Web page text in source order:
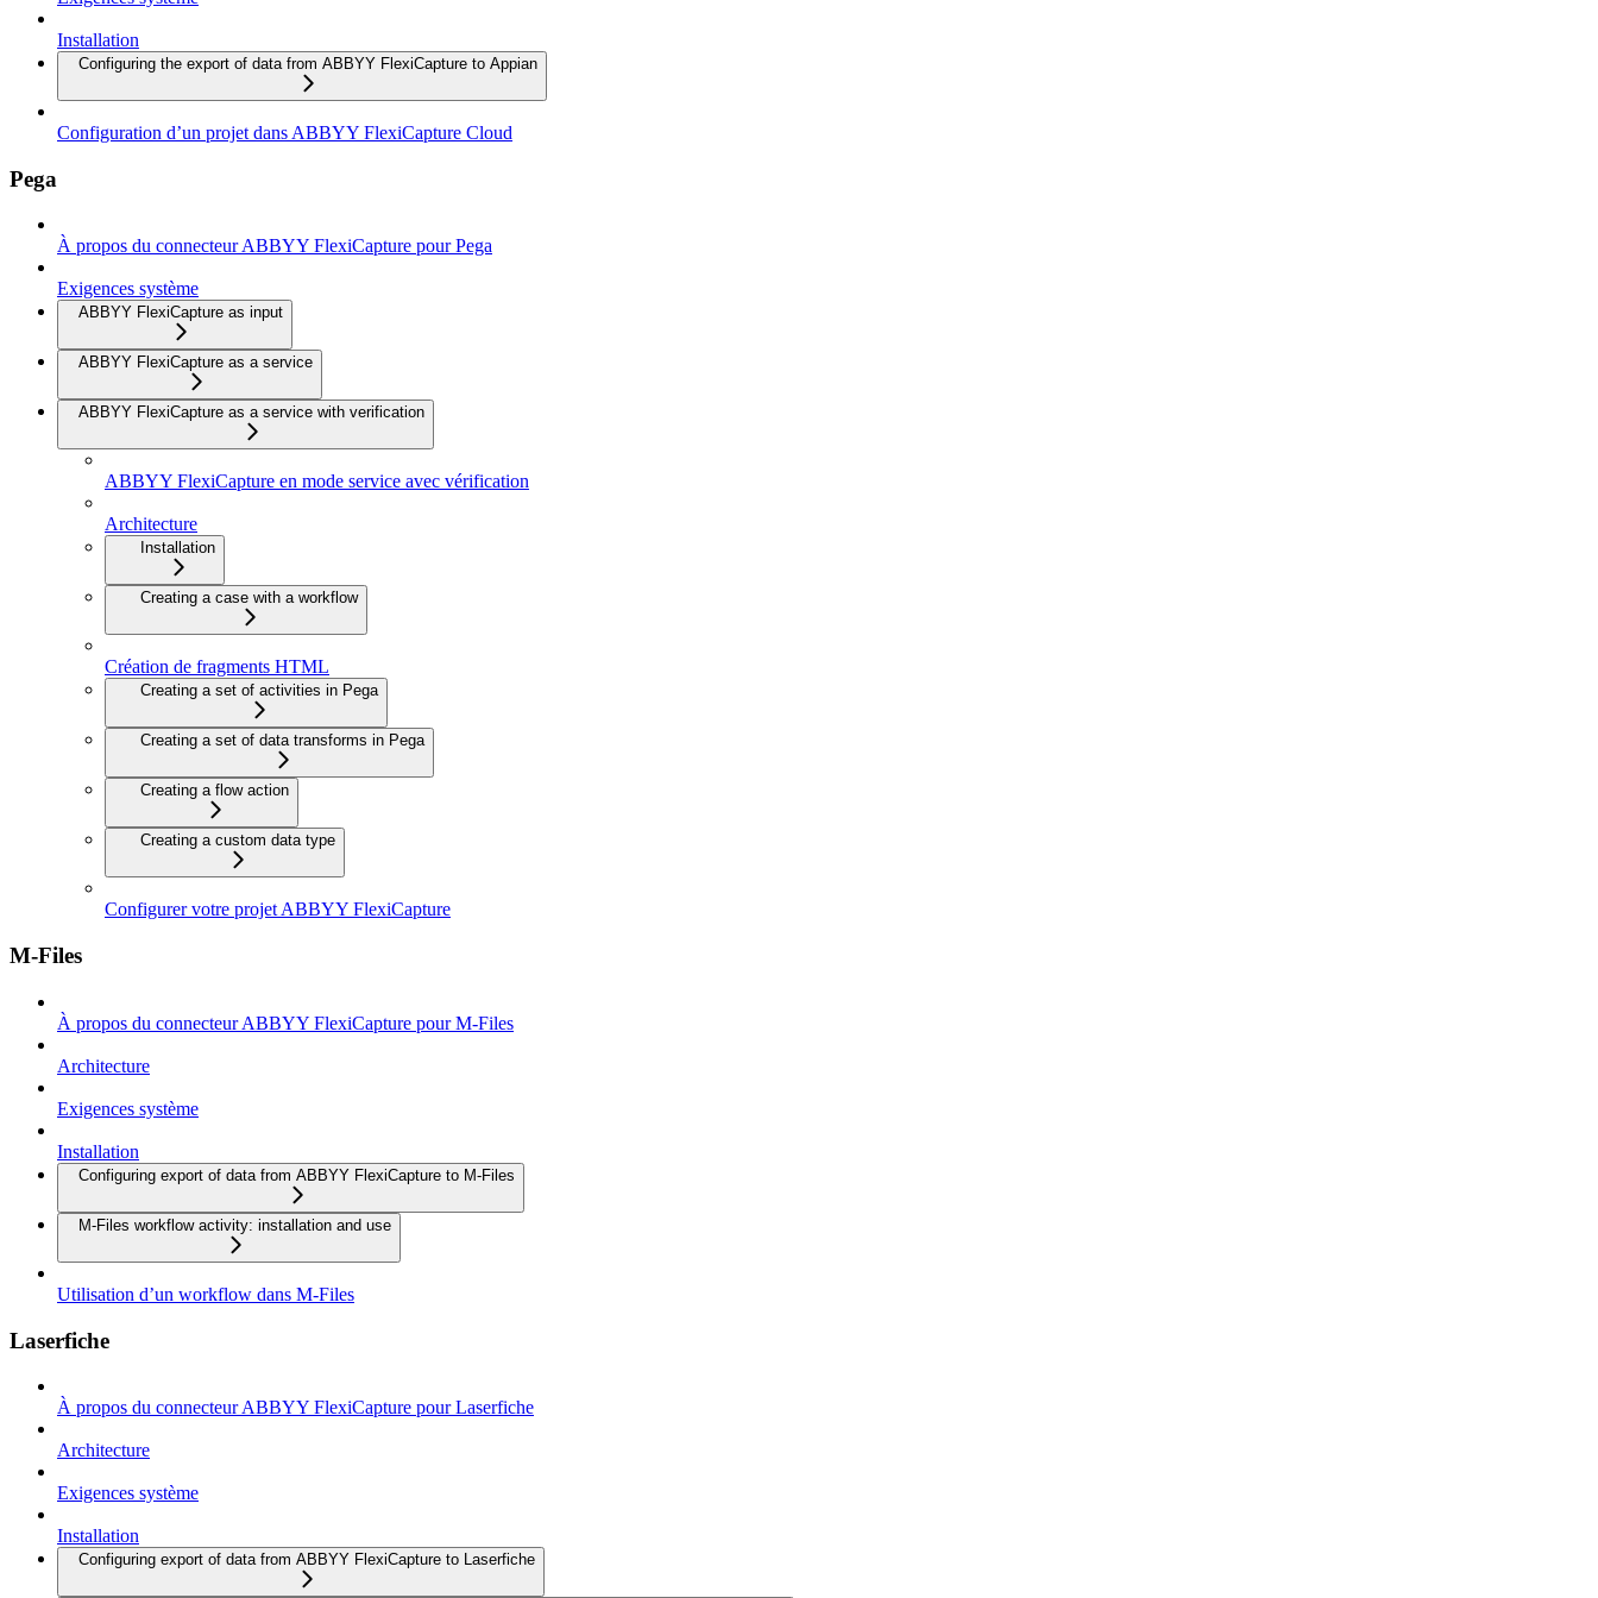
Installation
Configuring the export of data from ABBYY FlexiCapture to Appian
Configuration d’un projet dans ABBYY FlexiCapture Cloud
Pega
À propos du connecteur ABBYY FlexiCapture pour Pega
Exigences système
ABBYY FlexiCapture as input
ABBYY FlexiCapture as a service
ABBYY FlexiCapture as a service with verification
ABBYY FlexiCapture en mode service avec vérification
Architecture
Installation
Creating a case with a workflow
Création de fragments HTML
Creating a set of activities in Pega
Creating a set of data transforms in Pega
Creating a flow action
Creating a custom data type
Configurer votre projet ABBYY FlexiCapture
M-Files
À propos du connecteur ABBYY FlexiCapture pour M-Files
Architecture
Exigences système
Installation
Configuring export of data from ABBYY FlexiCapture to M-Files
M-Files workflow activity: installation and use
Utilisation d’un workflow dans M-Files
Laserfiche
À propos du connecteur ABBYY FlexiCapture pour Laserfiche
Architecture
Exigences système
Installation
Configuring export of data from ABBYY FlexiCapture to Laserfiche